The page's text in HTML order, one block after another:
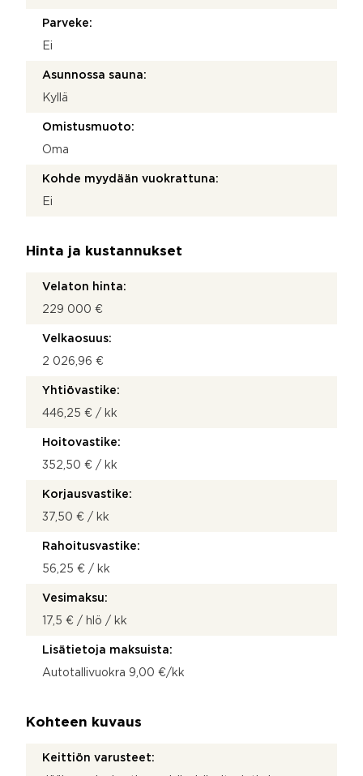
Parveke:
Ei
Asunnossa sauna:
Kyllä
Omistusmuoto:
Oma
Kohde myydään vuokrattuna:
Ei
Hinta ja kustannukset
Velaton hinta:
229 000 €
Velkaosuus:
2 026,96 €
Yhtiövastike:
446,25 € / kk
Hoitovastike:
352,50 € / kk
Korjausvastike:
37,50 € / kk
Rahoitusvastike:
56,25 € / kk
Vesimaksu:
17,5 € / hlö / kk
Lisätietoja maksuista:
Autotallivuokra 9,00 €/kk
Kohteen kuvaus
Keittiön varusteet: